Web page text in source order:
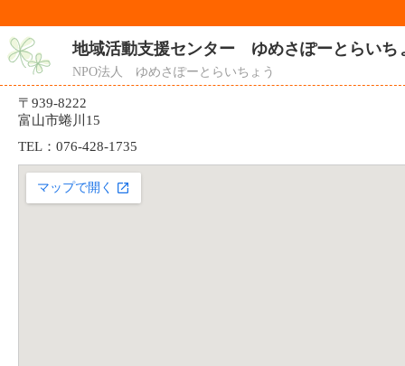
地域活動支援センター ゆめさぽーとらいち
NPO法人 ゆめさぽーとらいちょう
〒939-8222
富山市蜷川15
TEL：076-428-1735